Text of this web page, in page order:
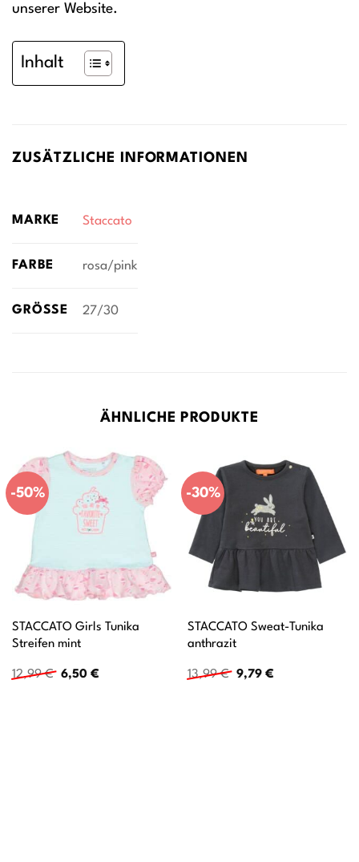
unserer Website.
Inhalt
ZUSÄTZLICHE INFORMATIONEN
MARKE Staccato
FARBE rosa/pink
GRÖSSE 27/30
ÄHNLICHE PRODUKTE
-50%
STACCATO Girls Tunika
Streifen mint
12,99€ Ursprünglicher
6,50 €Aktueller
-30%
STACCATO Sweat-Tunika
anthrazit
13,99€ Ursprünglicher
9,79 €Aktueller